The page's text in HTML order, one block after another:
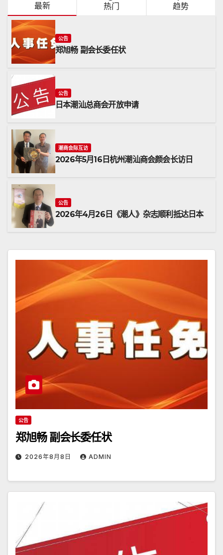
最新 热门 趋势
公告
郑旭畅 副会长委任状
公告
日本潮汕总商会开放申请
潮商会际互访
2026年5月16日杭州潮汕商会颜会长访日
公告
2026年4月26日《潮人》杂志顺利抵达日本
公告
郑旭畅 副会长委任状
2026年8月8日 ADMIN